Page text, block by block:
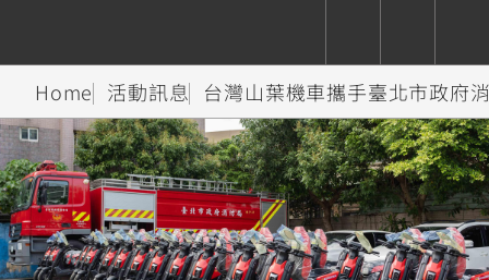
依風格 依排氣量
Super
Sport
Hyper
Naked
Sport
Heritage
YZF-R9
MT-
MT-
XSR
依風格 依排氣量
Premium Sport FashionAdventureFamily
TMAX
CYGNUS
Limi BW'S
AXIS
CUXiE
2.5 kw
追蹤愛車
我的愛車 瀏覽紀錄
Home 活動訊息 台灣山葉機車攜手臺北市政府